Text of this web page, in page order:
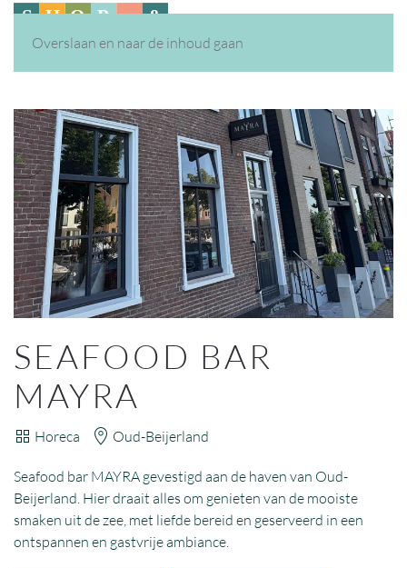
Overslaan en naar de inhoud gaan
SEAFOOD BAR
MAYRA
Horeca Oud-Beijerland
Seafood bar MAYRA gevestigd aan de haven van Oud-
Beijerland. Hier draait alles om genieten van de mooiste
smaken uit de zee, met liefde bereid en geserveerd in een
ontspannen en gastvrije ambiance.